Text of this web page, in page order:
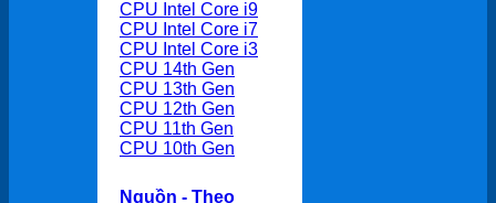
CPU Intel Core i9
CPU Intel Core i7
CPU Intel Core i3
CPU 14th Gen
CPU 13th Gen
CPU 12th Gen
CPU 11th Gen
CPU 10th Gen
Nguồn - Theo